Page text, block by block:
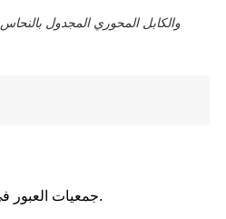
BWLMR500 AL-FOIL والكابل المحوري المجدول بالنحاس